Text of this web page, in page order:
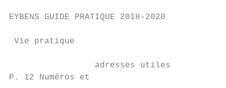
EYBENS GUIDE PRATIQUE 2018-2020
Vie pratique
                 adresses utiles
P. 12 Numéros et